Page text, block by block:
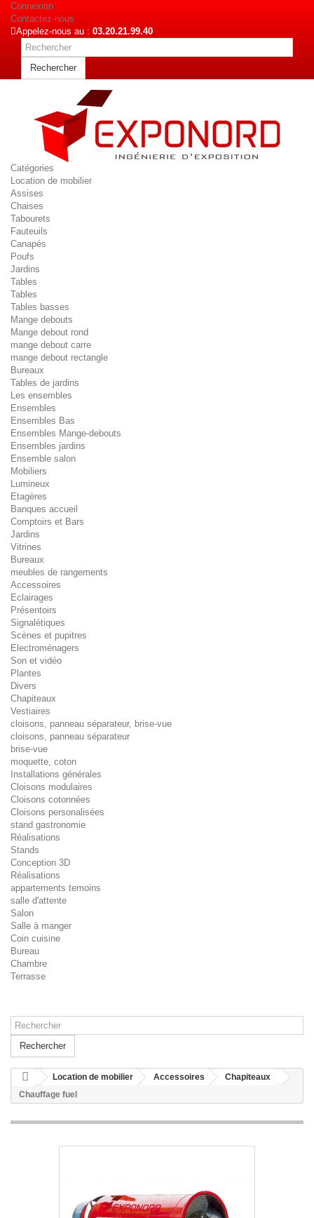
Connexion
Contactez-nous
Appelez-nous au : 03.20.21.99.40
Rechercher
Catégories
Location de mobilier
Assises
Chaises
Tabourets
Fauteuils
Canapés
Poufs
Jardins
Tables
Tables
Tables basses
Mange debouts
Mange debout rond
mange debout carre
mange debout rectangle
Bureaux
Tables de jardins
Les ensembles
Ensembles
Ensembles Bas
Ensembles Mange-debouts
Ensembles jardins
Ensemble salon
Mobiliers
Lumineux
Etagères
Banques accueil
Comptoirs et Bars
Jardins
Vitrines
Bureaux
meubles de rangements
Accessoires
Eclairages
Présentoirs
Signalétiques
Scènes et pupitres
Electroménagers
Son et vidéo
Plantes
Divers
Chapiteaux
Vestiaires
cloisons, panneau séparateur, brise-vue
cloisons, panneau séparateur
brise-vue
moquette, coton
Installations générales
Cloisons modulaires
Cloisons cotonnées
Cloisons personalisées
stand gastronomie
Réalisations
Stands
Conception 3D
Réalisations
appartements temoins
salle d'attente
Salon
Salle à manger
Coin cuisine
Bureau
Chambre
Terrasse
Rechercher
Location de mobilier Accessoires
Chapiteaux
Chauffage fuel